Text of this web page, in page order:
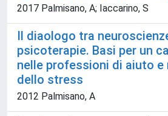
2017 Palmisano, A; Iaccarino, S
Il diaologo tra
psicoterapie. Basi per un
nelle professioni di aiuto e
dello stress
2012 Palmisano, A